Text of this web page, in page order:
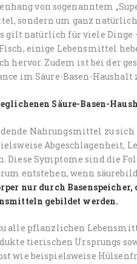
von sogenanntem
sondern um ganz
gilt natürlich für viele Dinge
einige Lebensmittel
hervor. Zudem ist bei der
im Säure-Basen-Haushalt
Säure-Basen-
Nahrungsmittel zu
Abgeschlagenheit,
Diese Symptome sind die
entstehen, wenn
nur durch Basenspeicher,
gebildet werden.
alle pflanzlichen
tierischen Ursprungs
wie beispielsweise